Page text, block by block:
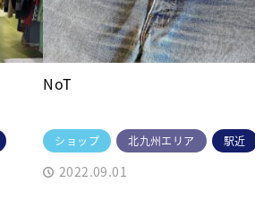
NoT
ショップ 北九州エリア 駅近
2022.09.01